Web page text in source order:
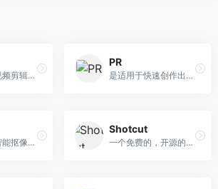
全民流行的视频剪辑软件
PR
是适用于快速创作出色视频的...
具有强大的智能抠像功能
Shotcut
一个免费的，开源的，跨平台...